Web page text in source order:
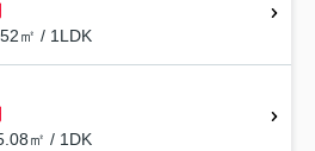
㎡ / 1LDK
㎡ / 1DK